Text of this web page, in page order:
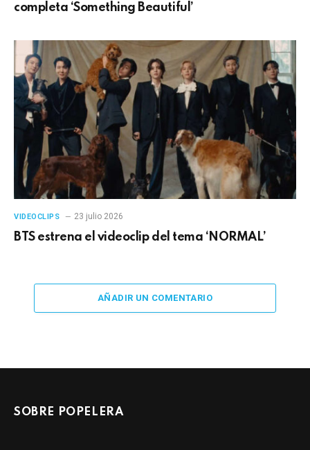
completa ‘Something Beautiful’
VIDEOCLIPS 23 julio 2026
BTS estrena el videoclip del tema ‘NORMAL’
AÑADIR UN COMENTARIO
SOBRE POPELERA